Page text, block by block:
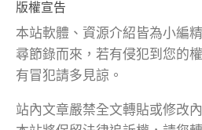
版權宣告
本站軟體、資源介紹皆為小編
尋節錄而來，若有侵犯到您的
有冒犯請多見諒。
站內文章嚴禁全文轉貼或修改